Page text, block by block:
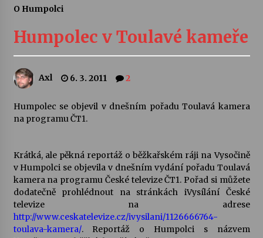
Sukuba Ensemble
4. 8. 2026
Vernisáž výstavy Josefíny Duškové: Stávám se
kapkou
Pozvánka na integrační festival Quijotova
šedesátka: 28. 7.–1. 8. 2026
Letní koncerty ve Stromovce: Kolchoz a
O Humpolci
Humpolec v Toulavé kameře
Axl 6. 3. 2011 2
Humpolec se objevil v dnešním pořadu Toulavá kamera
na programu ČT1.
Krátká, ale pěkná reportáž o běžkařském ráji na Vysočině
v Humpolci se objevila v dnešním vydání pořadu Toulavá
kamera na programu České televize ČT1. Pořad si můžete
dodatečně prohlédnout na stránkách iVysílání České
televize na adrese
http://www.ceskatelevize.cz/ivysilani/1126666764-
toulava-kamera/. Reportáž o Humpolci s názvem